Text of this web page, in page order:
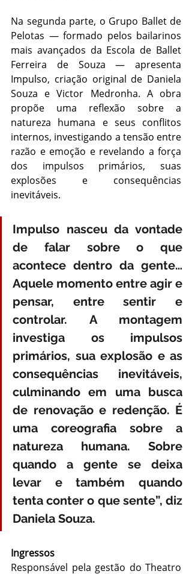
Na segunda parte, o Grupo Ballet de
Pelotas — formado pelos bailarinos
mais avançados da Escola de Ballet
Ferreira de Souza — apresenta
Impulso, criação original de Daniela
Souza e Victor Medronha. A obra
propõe uma reflexão sobre a
natureza humana e seus conflitos
internos, investigando a tensão entre
razão e emoção e revelando a força
dos impulsos primários, suas
explosões e consequências
inevitáveis.
Impulso nasceu da vontade
de falar sobre o que
acontece dentro da gente…
Aquele momento entre agir e
pensar, entre sentir e
controlar. A montagem
investiga os impulsos
primários, sua explosão e as
consequências inevitáveis,
culminando em uma busca
de renovação e redenção. É
uma coreografia sobre a
natureza humana. Sobre
quando a gente se deixa
levar e também quando
tenta conter o que sente”, diz
Daniela Souza.
Ingressos
Responsável pela gestão do Theatro